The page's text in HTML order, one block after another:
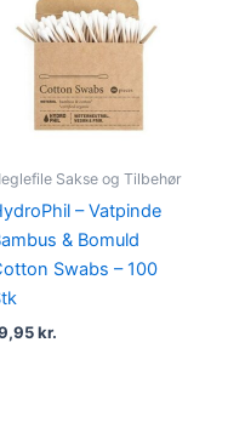
Sakse og Tilbehør
– Vatpinde
& Bomuld
Swabs – 100
kr.